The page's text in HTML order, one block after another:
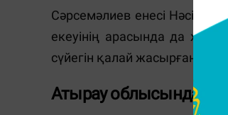
Сәрсемәлиев енесі Нәсіп
екеуінің арасында да
сүйегін қалай жасырғанын
Атырау облысында